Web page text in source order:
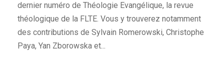
dernier numéro de Théologie Evangélique, la revue
théologique de la FLTE. Vous y trouverez notamment
des contributions de Sylvain Romerowski, Christophe
Paya, Yan Zborowska et...